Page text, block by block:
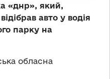
«днр», який,
авто у водія
парку на
обласна